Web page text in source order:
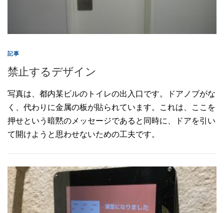
記事
禁止するデザイン
写真は、都内某ビルのトイレの出入口です。ドアノブがな
く、代わりに金属の板が貼られています。これは、ここを
押せという暗黙のメッセージであると同時に、ドアを引い
て開けようと思わせないための工夫です。